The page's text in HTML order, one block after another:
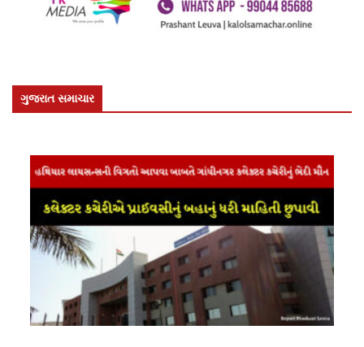
ગુજરાત સમાચાર